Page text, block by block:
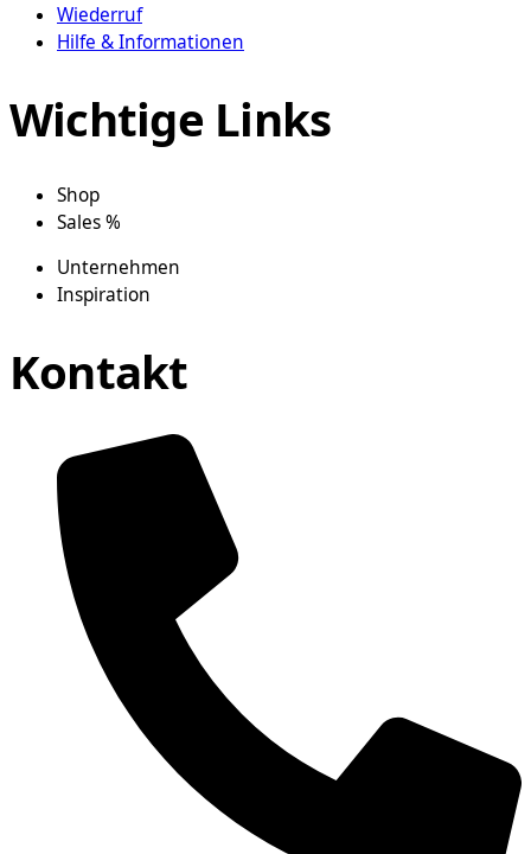
Wiederruf
Hilfe & Informationen
Wichtige Links
Shop
Sales %
Unternehmen
Inspiration
Kontakt